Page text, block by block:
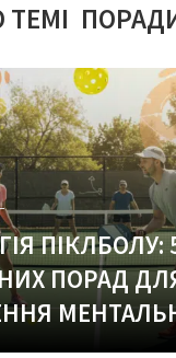
ПІКЛБОЛУ:
ПОРАД